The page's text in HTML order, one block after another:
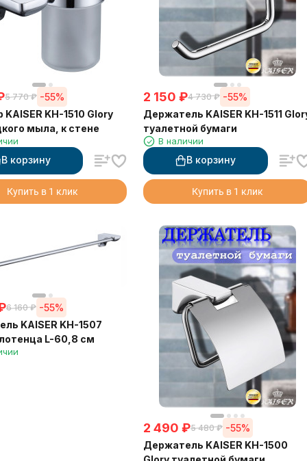
5 770 ₽ -55%
KH-1510 Glory
мыла, к стене
В корзину
Купить в 1 клик
2 150 ₽4 730 ₽ -55%
Держатель KAISER KH-1511
туалетной бумаги
В наличии
В корзину
Купить в 1 клик
6 160 ₽ -55%
KAISER KH-1507
L-60,8 см
2 490 ₽5 480 ₽ -55%
Держатель KAISER KH-1500